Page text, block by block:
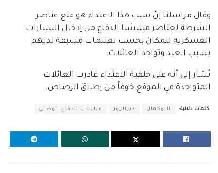
وقال مراسلنا إنّ سبب هذا الاعتداء هو منع عناصر
الشرطة لعناصر ميليشيا الدفاع من إدخال السيارات
العسكرية للمكان بحسب تعليمات مسبقة لديهم
بسبب العيد وتواجد العائلات.
يُشار إلى أنه على خلفية الاعتداء غادرت العائلات
المتواجدة في الموقع خوفاً من إطلاق الرصاص.
كلمات دلالية: البوكمال ديرالزور ميليشيا الدفاع الوطني